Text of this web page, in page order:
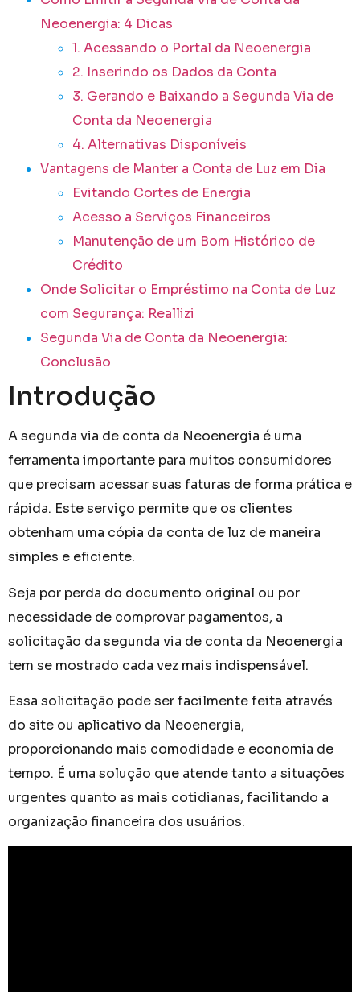
Neoenergia: 4 Dicas
1. Acessando o Portal da Neoenergia
2. Inserindo os Dados da Conta
3. Gerando e Baixando a Segunda Via de
Conta da Neoenergia
4. Alternativas Disponíveis
Vantagens de Manter a Conta de Luz em Dia
Evitando Cortes de Energia
Acesso a Serviços Financeiros
Manutenção de um Bom Histórico de
Crédito
Onde Solicitar o Empréstimo na Conta de Luz
com Segurança: Reallizi
Segunda Via de Conta da Neoenergia:
Conclusão
Introdução
A segunda via de conta da Neoenergia é uma
ferramenta importante para muitos consumidores
que precisam acessar suas faturas de forma prática e
rápida. Este serviço permite que os clientes
obtenham uma cópia da conta de luz de maneira
simples e eficiente.
Seja por perda do documento original ou por
necessidade de comprovar pagamentos, a
solicitação da segunda via de conta da Neoenergia
tem se mostrado cada vez mais indispensável.
Essa solicitação pode ser facilmente feita através
do site ou aplicativo da Neoenergia,
proporcionando mais comodidade e economia de
tempo. É uma solução que atende tanto a situações
urgentes quanto as mais cotidianas, facilitando a
organização financeira dos usuários.